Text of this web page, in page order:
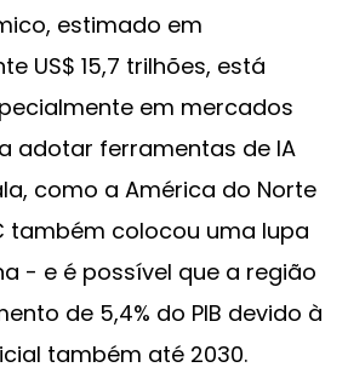
estimado em
US$ 15,7 trilhões, está
em mercados
adotar ferramentas de IA
como a América do Norte
também colocou uma lupa
- e é possível que a região
de 5,4% do PIB devido à
também até 2030.